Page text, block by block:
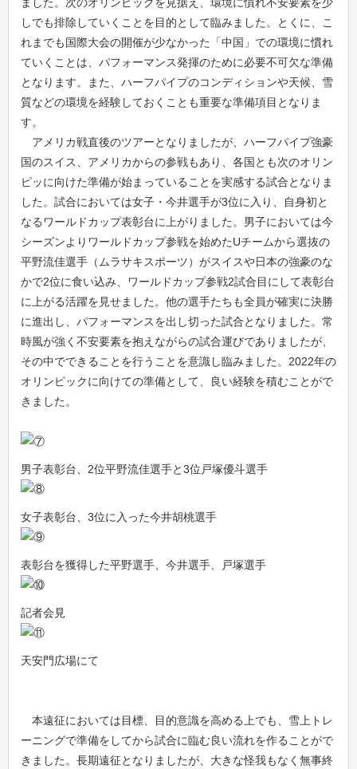
しでも排除していくことを目的として臨みました。とくに、こ
れまでも国際大会の開催が少なかった「中国」での環境に慣れ
ていくことは、パフォーマンス発揮のために必要不可欠な準備
となります。また、ハーフパイプのコンディションや天候、雪
質などの環境を経験しておくことも重要な準備項目となりま
す。
アメリカ戦直後のツアーとなりましたが、ハーフパイプ強豪
国のスイス、アメリカからの参戦もあり、各国とも次のオリン
ピッに向けた準備が始まっていることを実感する試合となりま
した。試合においては女子・今井選手が3位に入り、自身初と
なるワールドカップ表彰台に上がりました。男子においては今
シーズンよりワールドカップ参戦を始めたUチームから選抜の
平野流佳選手（ムラサキスポーツ）がスイスや日本の強豪のな
かで2位に食い込み、ワールドカップ参戦2試合目にして表彰台
に上がる活躍を見せました。他の選手たちも全員が確実に決勝
に進出し、パフォーマンスを出し切った試合となりました。常
時風が強く不安要素を抱えながらの試合運びでありましたが、
その中でできることを行うことを意識し臨みました。2022年の
オリンピックに向けての準備として、良い経験を積むことがで
きました。
男子表彰台、2位平野流佳選手と3位戸塚優斗選手
女子表彰台、3位に入った今井胡桃選手
表彰台を獲得した平野選手、今井選手、戸塚選手
記者会見
天安門広場にて
本遠征においては目標、目的意識を高める上でも、雪上トレ
ーニングで準備をしてから試合に臨む良い流れを作ることがで
きました。長期遠征となりましたが、大きな怪我もなく無事終